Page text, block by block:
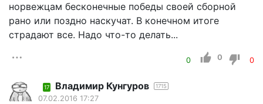
норвежцам бесконечные победы своей сборной
рано или поздно наскучат. В конечном итоге
страдают все. Надо что-то делать...
0 0 0
17 Владимир Кунгуров 1715
07.02.2016 17:27